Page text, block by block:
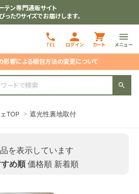
テン専門通販サイト
ったりサイズでお届けします。
TEL ログイン カート メニュー
影響による梱包方法の変更について
TOP > 遮光性裏地取付
を表示しています
め順価格順 新着順